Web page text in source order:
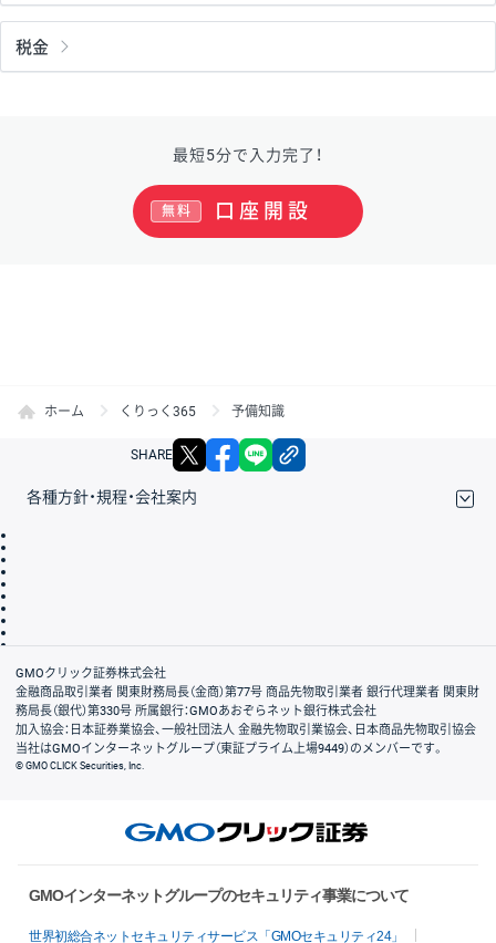
税金
最短5分で入力完了！
口座開設
無料
ホーム くりっく365 予備知識
SHARE X facebook
各種方針・規程・会社案内
会社案内
GMOクリック証券株式会社
金融商品取引業者 関東財務局長（金商）第77号 商品先物取引業者 銀行代理業者 関東財
務局長（銀代）第330号 所属銀行：GMOあおぞらネット銀行株式会社
加入協会：日本証券業協会、一般社団法人 金融先物取引業協会、日本商品先物取引協会
当社はGMOインターネットグループ（東証プライム上場9449）のメンバーです。
© GMO CLICK Securities, Inc.
GMOインターネットグループのセキュリティ事業について
世界初総合ネットセキュリティサービス「GMOセキュリティ24」